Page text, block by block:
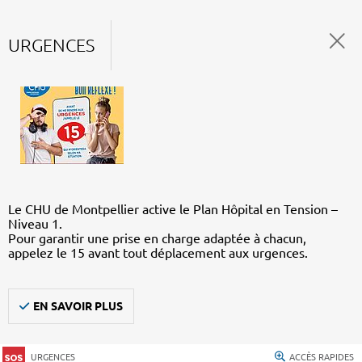
URGENCES
Le CHU de Montpellier active le Plan Hôpital en Tension –
Niveau 1.
Pour garantir une prise en charge adaptée à chacun,
appelez le 15 avant tout déplacement aux urgences.
EN SAVOIR PLUS
URGENCES ACCÈS RAPIDES